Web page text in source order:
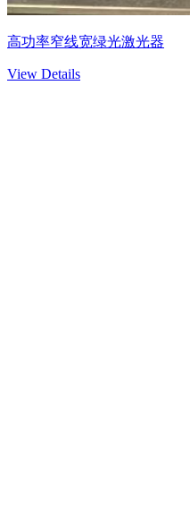
高功率窄线宽绿光激光器
View Details